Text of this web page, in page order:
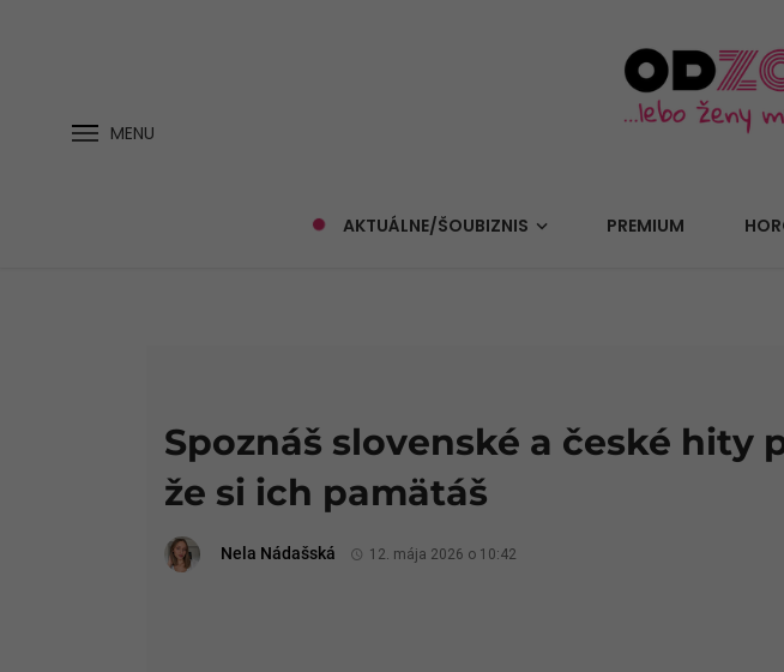
MENU
AKTUÁLNE/ŠOUBIZNIS PREMIUM
Spoznáš slovenské a české hity
že si ich pamätáš
Nela Nádašská 12. mája 2026 o 10:42